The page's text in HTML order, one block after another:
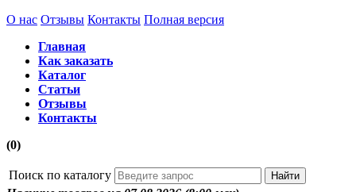
О нас Отзывы Контакты Полная версия
Главная
Как заказать
Каталог
Статьи
Отзывы
Контакты
(0)
Поиск по каталогу